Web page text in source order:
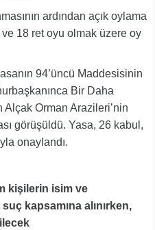
ardından açık oylama
ve 18 ret oyu olmak üzere oy
94’üncü Maddesisinin
Bir Daha
Orman Arazileri’nin
görüşüldü. Yasa, 26 kabul,
onaylandı.
kişilerin isim ve
kapsamına alınırken,